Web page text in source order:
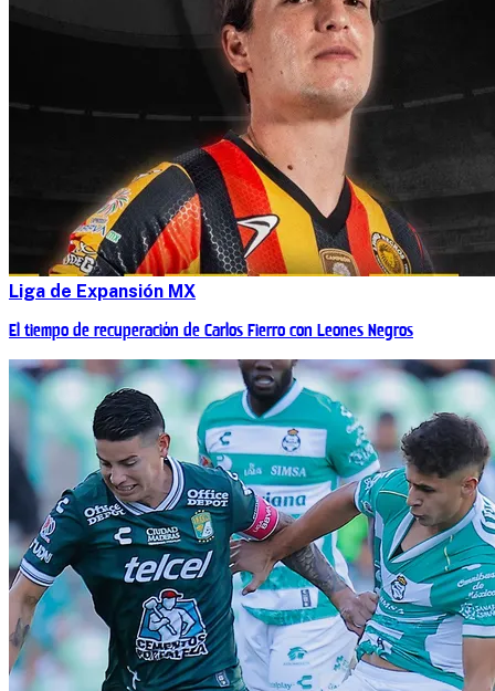
Liga de Expansión MX
El tiempo de recuperación de Carlos Fierro con Leones Negros